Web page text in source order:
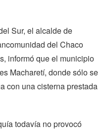
Sur, el alcalde de
del Chaco
informó que el municipio
Macharetí, donde sólo se
con una cisterna prestada
todavía no provocó